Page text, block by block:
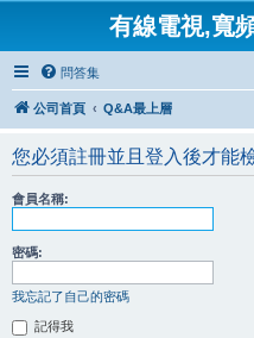
有線電視,寬
問答集
公司首頁 Q&A最上層
您必須註冊並且登入後才能
會員名稱:
密碼:
我忘記了自己的密碼
記得我